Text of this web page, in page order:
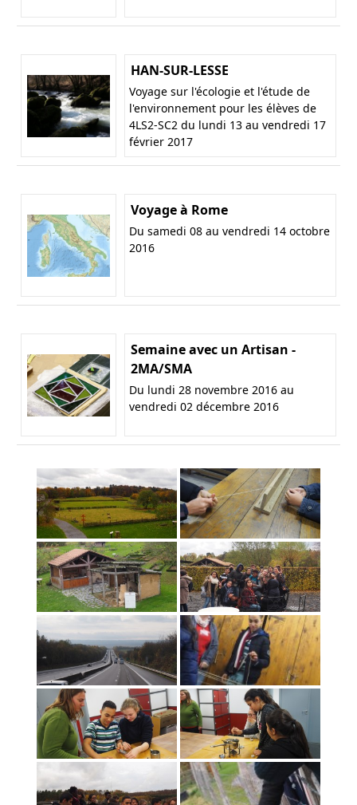
HAN-SUR-LESSE
Voyage sur l'écologie et l'étude de
l'environnement pour les élèves de
4LS2-SC2 du lundi 13 au vendredi 17
février 2017
Voyage à Rome
Du samedi 08 au vendredi 14 octobre
2016
Semaine avec un Artisan -
2MA/SMA
Du lundi 28 novembre 2016 au
vendredi 02 décembre 2016